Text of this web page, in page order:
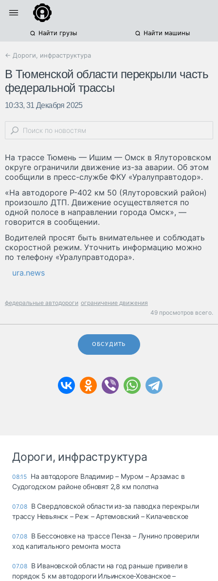
Найти грузы Найти машины
← Дороги, инфраструктура
В Тюменской области перекрыли часть
федеральной трассы
10:33, 31 Декабря 2025
На трассе Тюмень — Ишим — Омск в Ялуторовском
округе ограничили движение из-за аварии. Об этом
сообщили в пресс-службе ФКУ «Уралуправтодор».
«На автодороге Р-402 км 50 (Ялуторовский район)
произошло ДТП. Движение осуществляется по
одной полосе в направлении города Омск», —
говорится в сообщении.
Водителей просят быть внимательнее и соблюдать
скоростной режим. Уточнить информацию можно
по телефону «Уралуправтодора».
ura.news
федеральные автодороги ограничение движения
49 просмотров всего.
ОБСУДИТЬ
Дороги, инфраструктура
08:15 На автодороге Владимир – Муром – Арзамас в
Судогодском районе обновят 2,8 км полотна
07.08 В Свердловской области из-за паводка перекрыли
трассу Невьянск – Реж – Артемовский – Килачевское
07.08 В Бессоновке на трассе Пенза – Лунино проверили
ход капитального ремонта моста
07.08 В Ивановской области на год раньше привели в
порядок 5 км автодороги Ильинское-Хованское –